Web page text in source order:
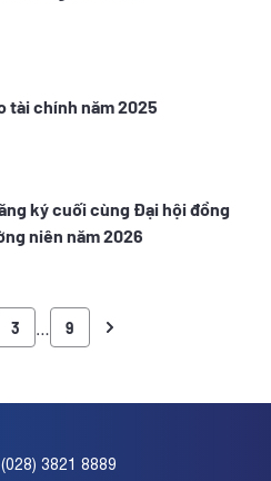
tài chính năm 2025
ký cuối cùng Đại hội đồng
niên năm 2026
3 9
3821 8889